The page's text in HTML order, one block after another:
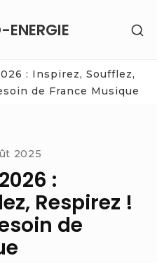
ENERGIE
: Inspirez, Soufflez,
de France Musique
2025
:
Respirez !
de